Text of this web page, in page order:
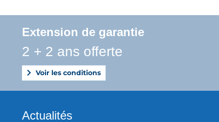
Extension de garantie
2 + 2 ans offerte
Voir les conditions
Actualités